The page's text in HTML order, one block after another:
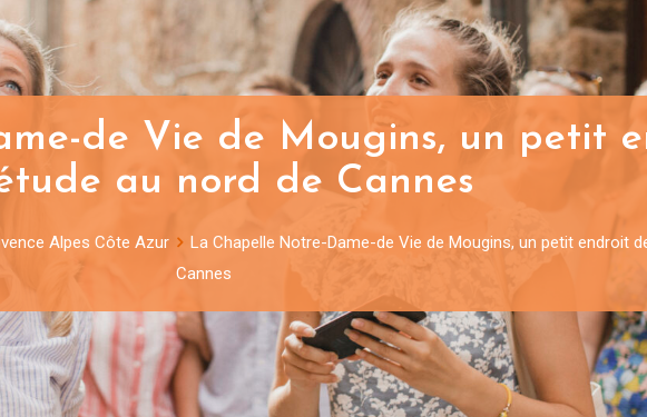
de Vie de Mougins, un petit
au nord de Cannes
Alpes Côte Azur
La Chapelle Notre-Dame-de Vie de Mougins, un petit endroit
Cannes